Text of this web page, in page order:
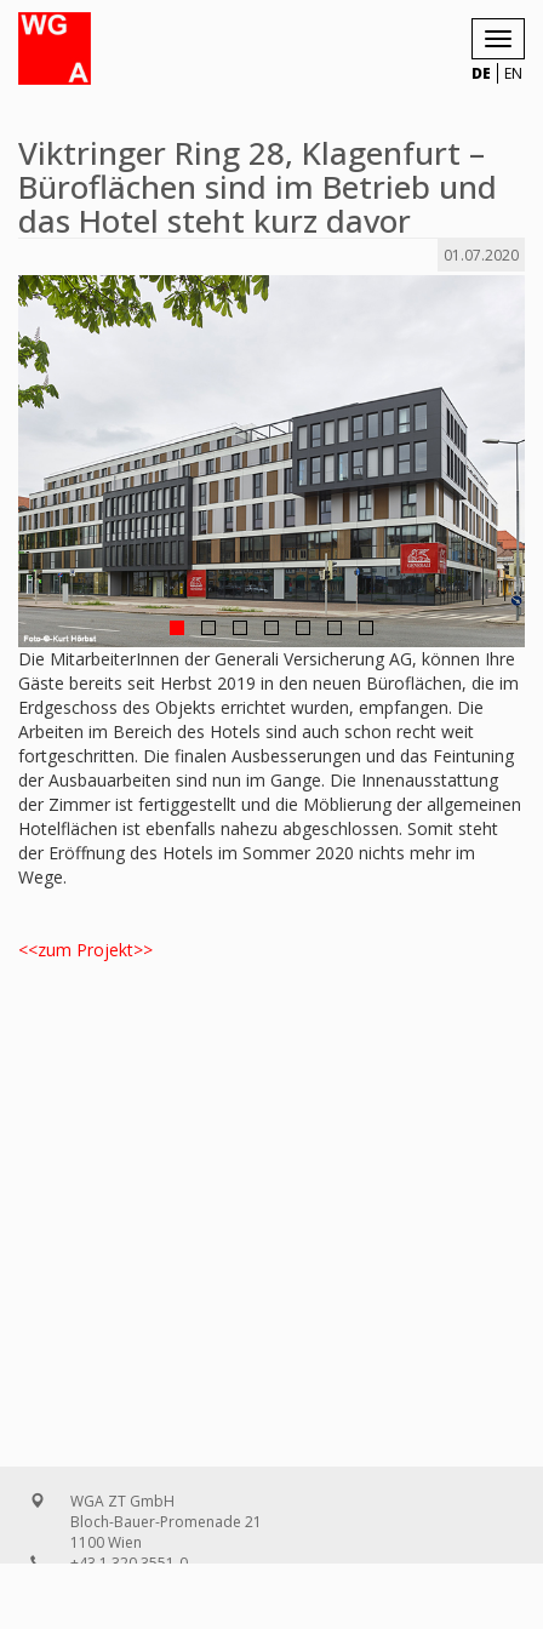
DE EN
Viktringer Ring 28, Klagenfurt –
Büroflächen sind im Betrieb und
das Hotel steht kurz davor
01.07.2020
Die MitarbeiterInnen der Generali Versicherung AG, können Ihre
Gäste bereits seit Herbst 2019 in den neuen Büroflächen, die im
Erdgeschoss des Objekts errichtet wurden, empfangen. Die
Arbeiten im Bereich des Hotels sind auch schon recht weit
fortgeschritten. Die finalen Ausbesserungen und das Feintuning
der Ausbauarbeiten sind nun im Gange. Die Innenausstattung
der Zimmer ist fertiggestellt und die Möblierung der allgemeinen
Hotelflächen ist ebenfalls nahezu abgeschlossen. Somit steht
der Eröffnung des Hotels im Sommer 2020 nichts mehr im
Wege.
<<zum Projekt>>
WGA ZT GmbH
Bloch-Bauer-Promenade 21
1100 Wien
+43 1 320 3551-0